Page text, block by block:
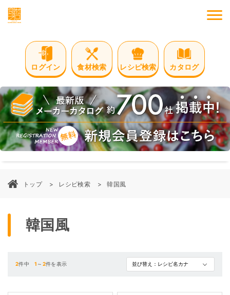
ログイン 食材検索 レシピ検索 カタログ
トップ レシピ検索 韓国風
韓国風
2件中1 ～ 2件を表示